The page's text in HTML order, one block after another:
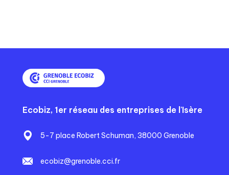
Ecobiz, 1er réseau des entreprises de l'Isère
5-7 place Robert Schuman, 38000 Grenoble
ecobiz@grenoble.cci.fr